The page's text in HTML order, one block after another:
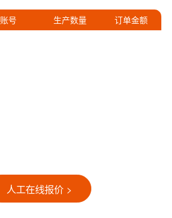
账号 生产数量 订单金额
人工在线报价 >